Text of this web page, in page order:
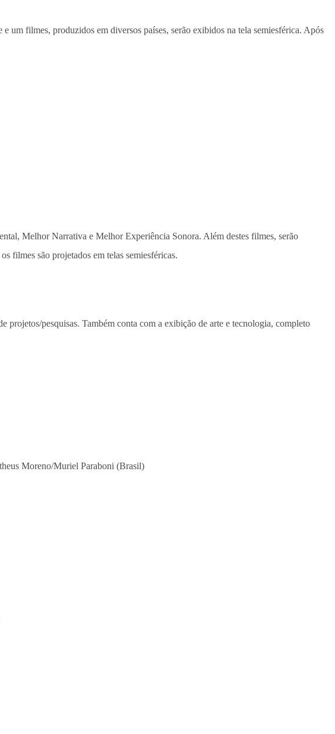
um filmes, produzidos em diversos países, serão exibidos na tela semiesférica. Após
Melhor Narrativa e Melhor Experiência Sonora. Além destes filmes, serão
filmes são projetados em telas semiesféricas.
projetos/pesquisas. Também conta com a exibição de arte e tecnologia, completo
Moreno/Muriel Paraboni (Brasil)